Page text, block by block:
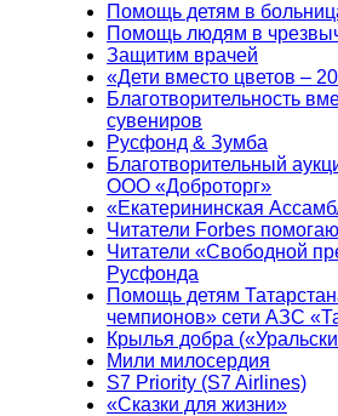
Помощь детям в
Помощь людям в
Защитим врачей
«Дети вместо цветов –
Благотворительность
сувениров
Русфонд & Зумба
Благотворительный
ООО «Доброторг»
«Екатерининская
Читатели Forbes
Читатели «Свободной
Русфонда
Помощь детям
чемпионов» сети АЗС
Крылья добра
Мили милосердия
S7 Priority (S7 Airlines)
«Сказки для жизни»